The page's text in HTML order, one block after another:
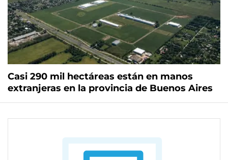
Casi 290 mil hectáreas están en manos
extranjeras en la provincia de Buenos Aires